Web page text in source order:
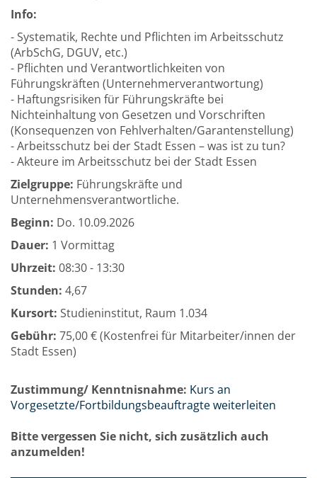
Info:
- Systematik, Rechte und Pflichten im Arbeitsschutz
(ArbSchG, DGUV, etc.)
- Pflichten und Verantwortlichkeiten von
Führungskräften (Unternehmerverantwortung)
- Haftungsrisiken für Führungskräfte bei
Nichteinhaltung von Gesetzen und Vorschriften
(Konsequenzen von Fehlverhalten/Garantenstellung)
- Arbeitsschutz bei der Stadt Essen – was ist zu tun?
- Akteure im Arbeitsschutz bei der Stadt Essen
Zielgruppe: Führungskräfte und
Unternehmensverantwortliche.
Beginn: Do. 10.09.2026
Dauer: 1 Vormittag
Uhrzeit: 08:30 - 13:30
Stunden: 4,67
Kursort: Studieninstitut, Raum 1.034
Gebühr: 75,00 € (Kostenfrei für Mitarbeiter/innen der
Stadt Essen)
Zustimmung/ Kenntnisnahme: Kurs an
Vorgesetzte/Fortbildungsbeauftragte weiterleiten
Bitte vergessen Sie nicht, sich zusätzlich auch
anzumelden!